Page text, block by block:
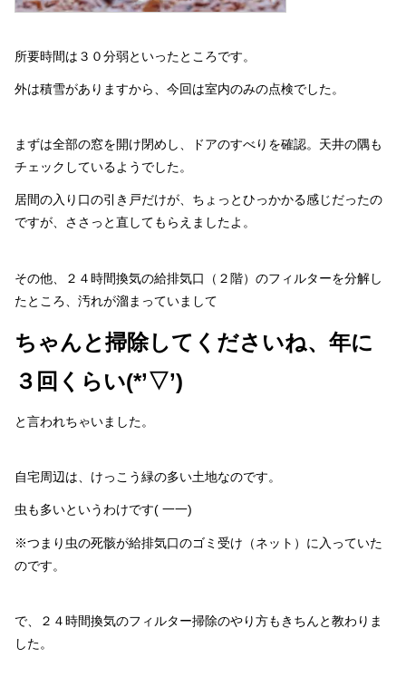
所要時間は３０分弱といったところです。
外は積雪がありますから、今回は室内のみの点検でした。
まずは全部の窓を開け閉めし、ドアのすべりを確認。天井の隅も
チェックしているようでした。
居間の入り口の引き戸だけが、ちょっとひっかかる感じだったの
ですが、ささっと直してもらえましたよ。
その他、２４時間換気の給排気口（２階）のフィルターを分解し
たところ、汚れが溜まっていまして
ちゃんと掃除してくださいね、年に
３回くらい(*’▽’)
と言われちゃいました。
自宅周辺は、けっこう緑の多い土地なのです。
虫も多いというわけです( 一一)
※つまり虫の死骸が給排気口のゴミ受け（ネット）に入っていた
のです。
で、２４時間換気のフィルター掃除のやり方もきちんと教わりま
した。